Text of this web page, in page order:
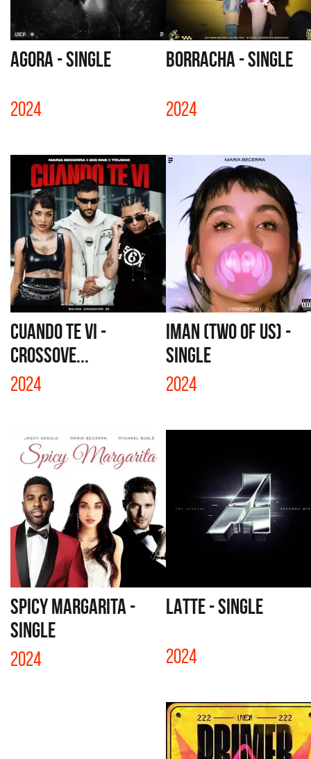
AGORA - SINGLE
2024
BORRACHA - SINGLE
2024
CUANDO TE VI -
CROSSOVE...
2024
IMAN (TWO OF US) -
SINGLE
2024
SPICY MARGARITA -
SINGLE
2024
LATTE - SINGLE
2024